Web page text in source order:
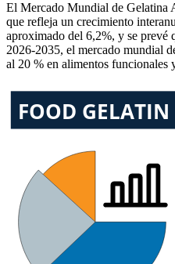
El Mercado Mundial de Gelatina
que refleja un crecimiento
aproximado del 6,2%, y se prevé
2026-2035, el mercado mundial
al 20 % en alimentos funcionales